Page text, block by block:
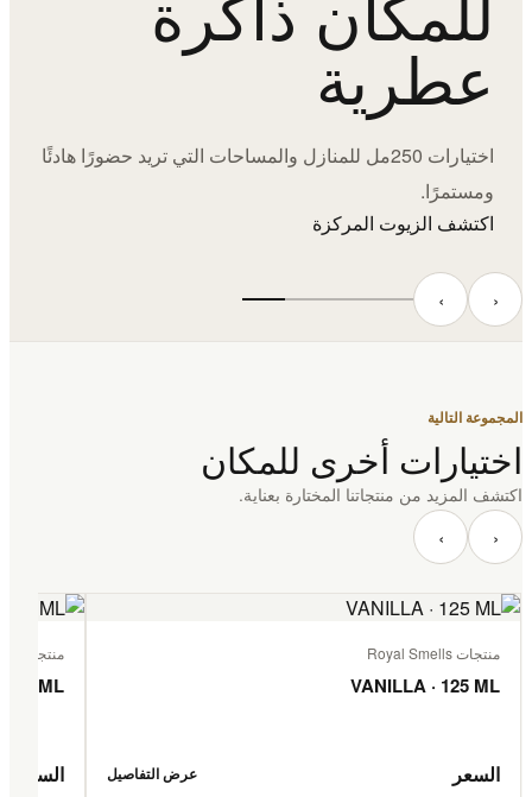
عطرية
اختيارات 250مل للمنازل والمساحات التي تريد حضورًا هادئًا
ومستمرًا.
اكتشف الزيوت المركزة
‹ ›
المجموعة التالية
اختيارات أخرى للمكان
اكتشف المزيد من منتجاتنا المختارة بعناية.
‹ ›
منتجات Royal Smells
VANILLA · 125 ML
السعر عرض التفاصيل
منتجات Royal Smells
ML
السعر